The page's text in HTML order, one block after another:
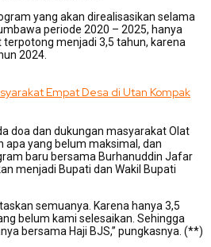
yang akan direalisasikan selama
periode 2020 – 2025, hanya
menjadi 3,5 tahun, karena
2024.
Empat Desa di Utan Kompak
doa dan dukungan masyarakat Olat
apa yang belum maksimal, dan
baru bersama Burhanuddin Jafar
menjadi Bupati dan Wakil Bupati
semuanya. Karena hanya 3,5
belum kami selesaikan. Sehingga
bersama Haji BJS,” pungkasnya. (**)